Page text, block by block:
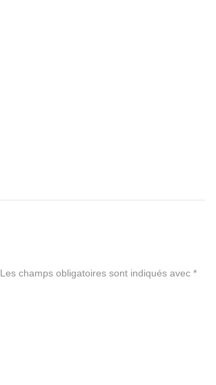
Les champs obligatoires sont indiqués avec *